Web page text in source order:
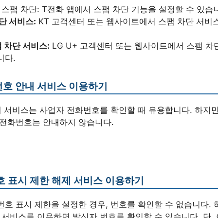
팸 차단: T전화 앱에서 스팸 차단 기능을 설정할 수 있습
서비스: KT 고객센터 또는 웹사이트에서 스팸 차단 서비
차단 서비스: LG U+ 고객센터 또는 웹사이트에서 스팸 차
다.
안내 서비스 이용하기
서비스는 사업자 전화번호를 확인할 때 유용합니다. 하지
화번호는 안내하지 않습니다.
표시 제한 해제 서비스 이용하기
호 표시 제한을 설정한 경우, 번호를 확인할 수 없습니다.